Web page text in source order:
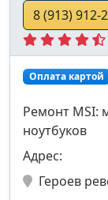
8 (913) 912-
Оплата картой
Ремонт MSI:
ноутбуков
Адрес:
Героев